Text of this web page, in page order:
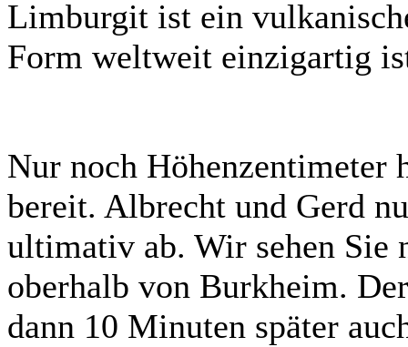
Limburgit ist ein
Form weltweit einzigartig
Nur noch Höhenzentimeter
bereit. Albrecht und Gerd
ultimativ ab. Wir sehen Sie
oberhalb von Burkheim.
dann 10 Minuten später